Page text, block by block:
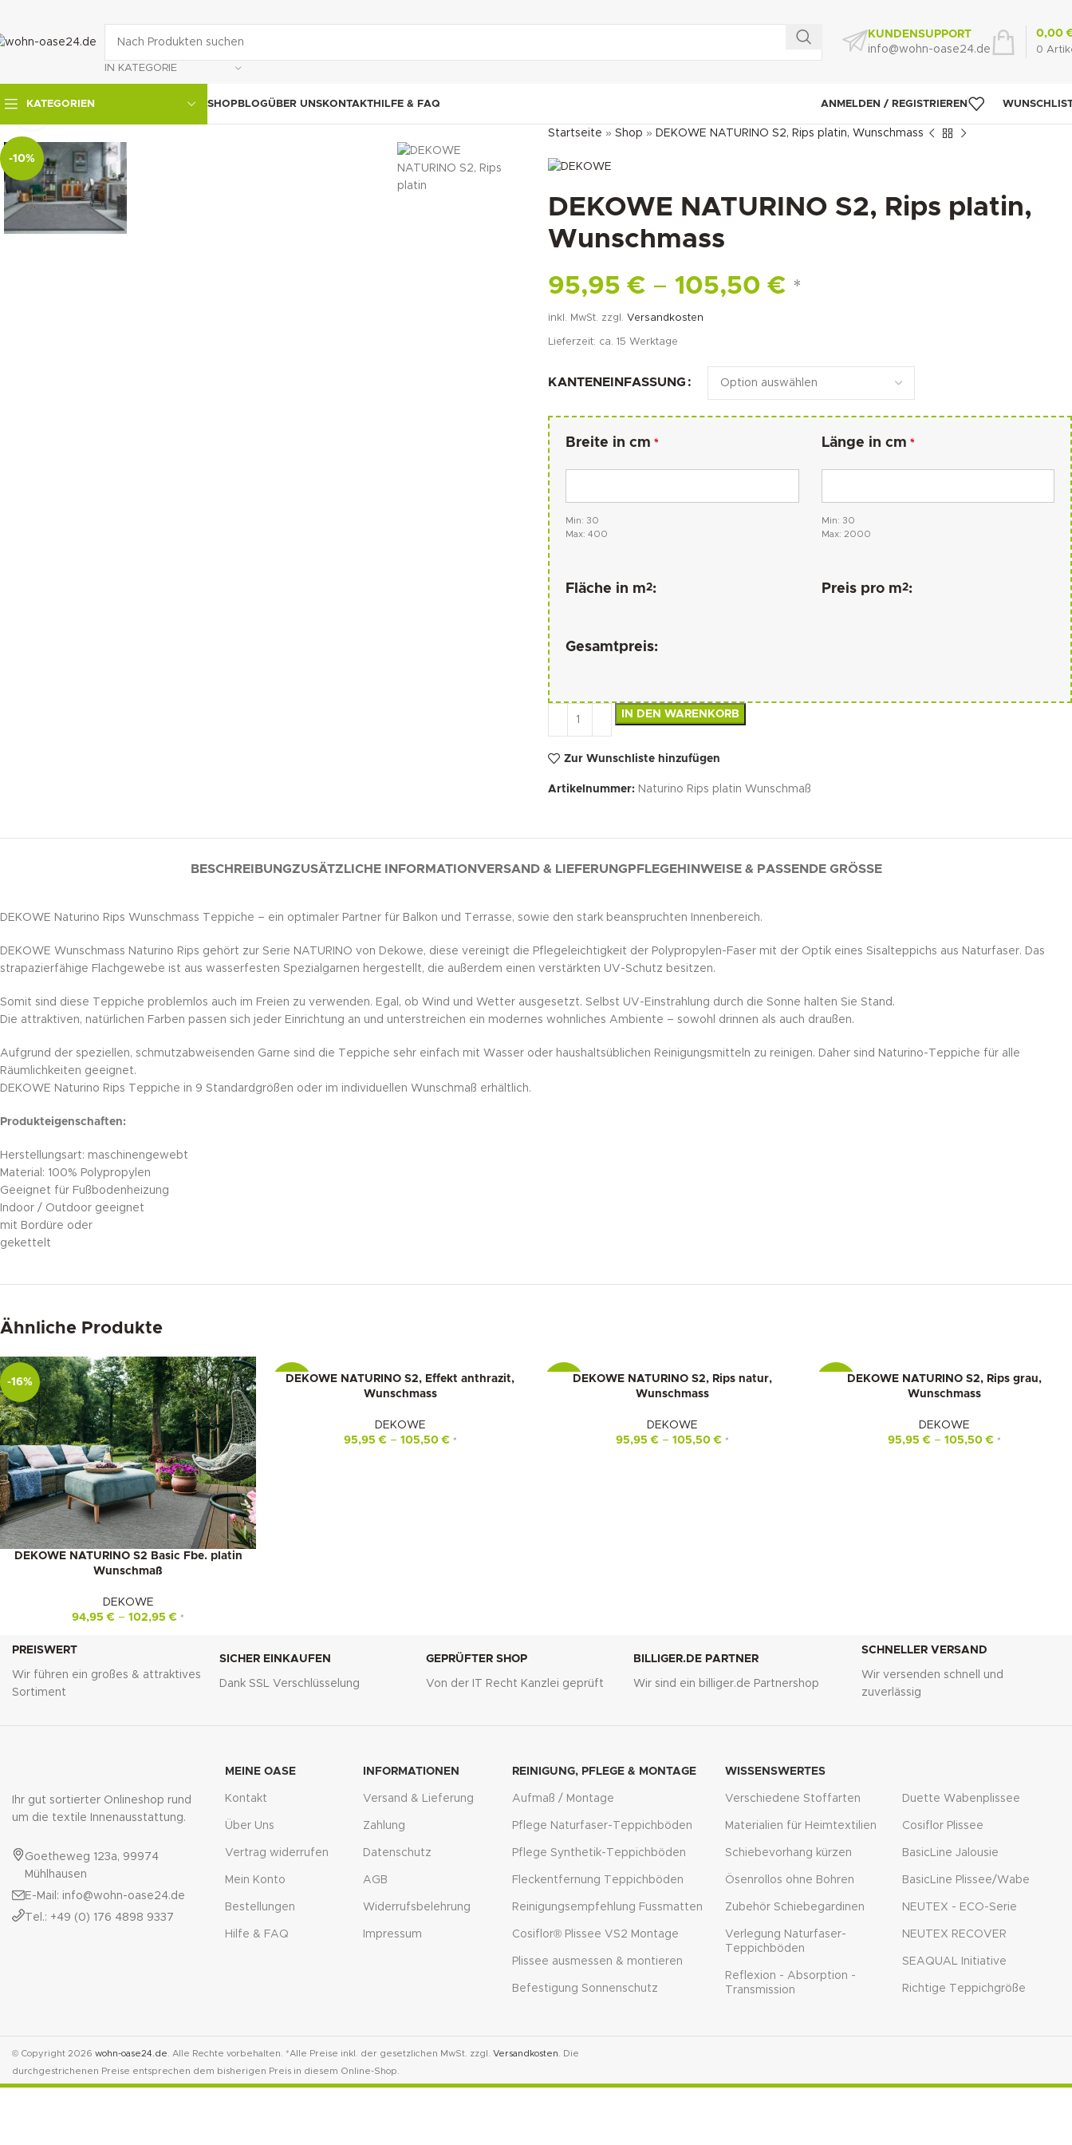
IN KATEGORIE
KUNDENSUPPORT
info@wohn-oase24.de
0
0,00
KATEGORIEN SHOPBLOGÜBER UNSKONTAKTHILFE & FAQ ANMELDEN / REGISTRIEREN
-10%
klicken um zu vergrößern
Startseite » Shop » DEKOWE NATURINO S2, Rips platin, Wunschmass
DEKOWE NATURINO S2, Rips platin,
Wunschmass
95,95€ – 105,50€ *
inkl. MwSt. zzgl. Versandkosten
Lieferzeit: ca. 15 Werktage
KANTENEINFASSUNG
Breite in cm *
Min: 30
Max: 400
Länge in cm *
Min: 30
Max: 2000
Fläche in m2: Preis pro m2:
Gesamtpreis:
IN DEN WARENKORB
Zur Wunschliste hinzufügen
Artikelnummer: Naturino Rips platin Wunschmaß
BESCHREIBUNGZUSÄTZLICHE INFORMATIONVERSAND & LIEFERUNG PFLEGEHINWEISE & PASSENDE GRÖSSE
DEKOWE Naturino Rips Wunschmass Teppiche – ein optimaler Partner für Balkon und Terrasse, sowie den stark beanspruchten Innenbereich.
DEKOWE Wunschmass Naturino Rips gehört zur Serie NATURINO von Dekowe, diese vereinigt die Pflegeleichtigkeit der Polypropylen-Faser mit der Optik eines Sisalteppichs aus Naturfaser. Das
strapazierfähige Flachgewebe ist aus wasserfesten Spezialgarnen hergestellt, die außerdem einen verstärkten UV-Schutz besitzen.
Somit sind diese Teppiche problemlos auch im Freien zu verwenden. Egal, ob Wind und Wetter ausgesetzt. Selbst UV-Einstrahlung durch die Sonne halten Sie Stand.
Die attraktiven, natürlichen Farben passen sich jeder Einrichtung an und unterstreichen ein modernes wohnliches Ambiente – sowohl drinnen als auch draußen.
Aufgrund der speziellen, schmutzabweisenden Garne sind die Teppiche sehr einfach mit Wasser oder haushaltsüblichen Reinigungsmitteln zu reinigen. Daher sind Naturino-Teppiche für alle
Räumlichkeiten geeignet.
DEKOWE Naturino Rips Teppiche in 9 Standardgrößen oder im individuellen Wunschmaß erhältlich.
Produkteigenschaften:
Herstellungsart: maschinengewebt
Material: 100% Polypropylen
Geeignet für Fußbodenheizung
Indoor / Outdoor geeignet
mit Bordüre oder
gekettelt
Ähnliche Produkte
-16%
DEKOWE NATURINO S2 Basic Fbe. platin
Wunschmaß
DEKOWE
94,95€ – 102,95€ *
-10%
DEKOWE NATURINO S2, Effekt anthrazit,
Wunschmass
DEKOWE
95,95€– 105,50€ *
-10%DEKOWE NATURINO S2, Rips natur,
Wunschmass
DEKOWE
95,95€– 105,50€ *
-10%DEKOWE NATURINO S2, Rips grau,
Wunschmass
DEKOWE
95,95€– 105,50€ *
PREISWERT
Wir führen ein großes & attraktives
Sortiment
SICHER EINKAUFEN
Dank SSL Verschlüsselung
GEPRÜFTER SHOP
Von der IT Recht Kanzlei geprüft
BILLIGER.DE PARTNER
Wir sind ein billiger.de Partnershop
SCHNELLER VERSAND
Wir versenden schnell und
zuverlässig
Ihr gut sortierter Onlineshop rund
um die textile Innenausstattung.
Goetheweg 123a, 99974
Mühlhausen
E-Mail: info@wohn-oase24.de
Tel.: +49 (0) 176 4898 9337
MEINE OASE
Kontakt
Über Uns
Vertrag widerrufen
Mein Konto
Bestellungen
Hilfe & FAQ
INFORMATIONEN
Versand & Lieferung
Zahlung
Datenschutz
AGB
Widerrufsbelehrung
Impressum
REINIGUNG, PFLEGE & MONTAGE
Aufmaß / Montage
Pflege Naturfaser-Teppichböden
Pflege Synthetik-Teppichböden
Fleckentfernung Teppichböden
Reinigungsempfehlung Fussmatten
Cosiflor® Plissee VS2 Montage
Plissee ausmessen & montieren
Befestigung Sonnenschutz
WISSENSWERTES
Verschiedene Stoffarten
Materialien für Heimtextilien
Schiebevorhang kürzen
Ösenrollos ohne Bohren
Zubehör Schiebegardinen
Verlegung Naturfaser-
Teppichböden
Reflexion - Absorption -
Transmission
Duette Wabenplissee
Cosiflor Plissee
BasicLine Jalousie
BasicLine Plissee/Wabe
NEUTEX - ECO-Serie
NEUTEX RECOVER
SEAQUAL Initiative
Richtige Teppichgröße
© Copyright 2026 wohn-oase24.de . Alle Rechte vorbehalten. *Alle Preise inkl. der gesetzlichen MwSt. zzgl. Versandkosten . Die
durchgestrichenen Preise entsprechen dem bisherigen Preis in diesem Online-Shop.